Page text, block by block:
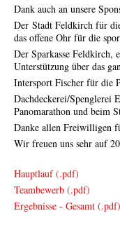
Dank auch an unsere
Der Stadt Feldkirch für
das offene Ohr für die
Der Sparkasse Feldkirch,
Unterstützung über das
Intersport Fischer für die
Dachdeckerei/Spenglerei
Panomarathon und beim
Danke allen Freiwilligen
Wir freuen uns sehr auf
Hauptlauf (.pdf)
Teambewerb (.pdf)
Ergebnisse - Gesamt (.pdf)